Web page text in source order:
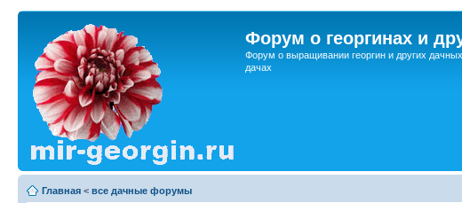
Форум о георгинах и
Форум о выращивании георгин и других
дачах
Главная < все дачные форумы